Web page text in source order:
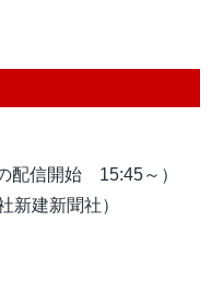
信開始 15:45～）
新建新聞社）